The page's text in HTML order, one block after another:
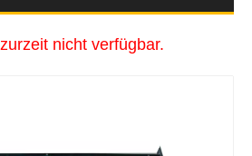
nicht verfügbar.